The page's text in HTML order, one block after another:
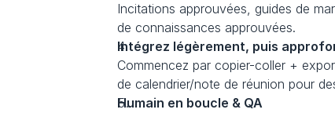
Incitations approuvées, guides de
de connaissances approuvées.
Intégrez légèrement, puis
Commencez par copier-coller +
de calendrier/note de réunion pour
Humain en boucle & QA